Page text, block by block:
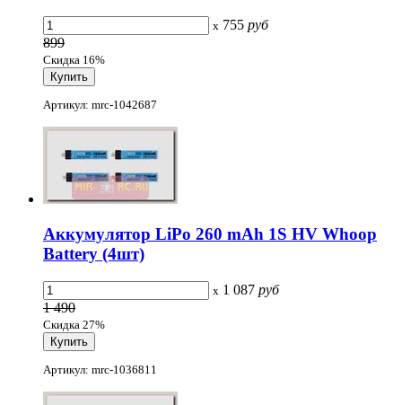
x 755 руб
899
Скидка 16%
Артикул: mrc-1042687
Аккумулятор LiPo 260 mAh 1S HV Whoop
Battery (4шт)
x 1 087 руб
1 490
Скидка 27%
Артикул: mrc-1036811